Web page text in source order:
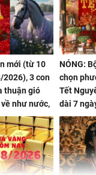
mới (từ 10
3 con
thuận gió
như nước,
dư dả, Phú
Hoa, vận
sáng
NÓNG:
chọn
Tết
dài 7